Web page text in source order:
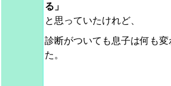
る」
と思っていたけれど、
診断がついても息子は何も変
た。